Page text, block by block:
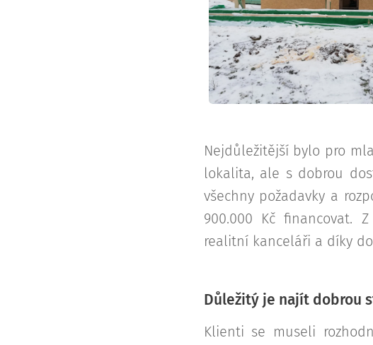
Nejdůležitější bylo pro
lokalita, ale s dobrou
všechny požadavky a
900.000 Kč financovat.
realitní kanceláři a díky
Důležitý je najít dobrou
Klienti se museli